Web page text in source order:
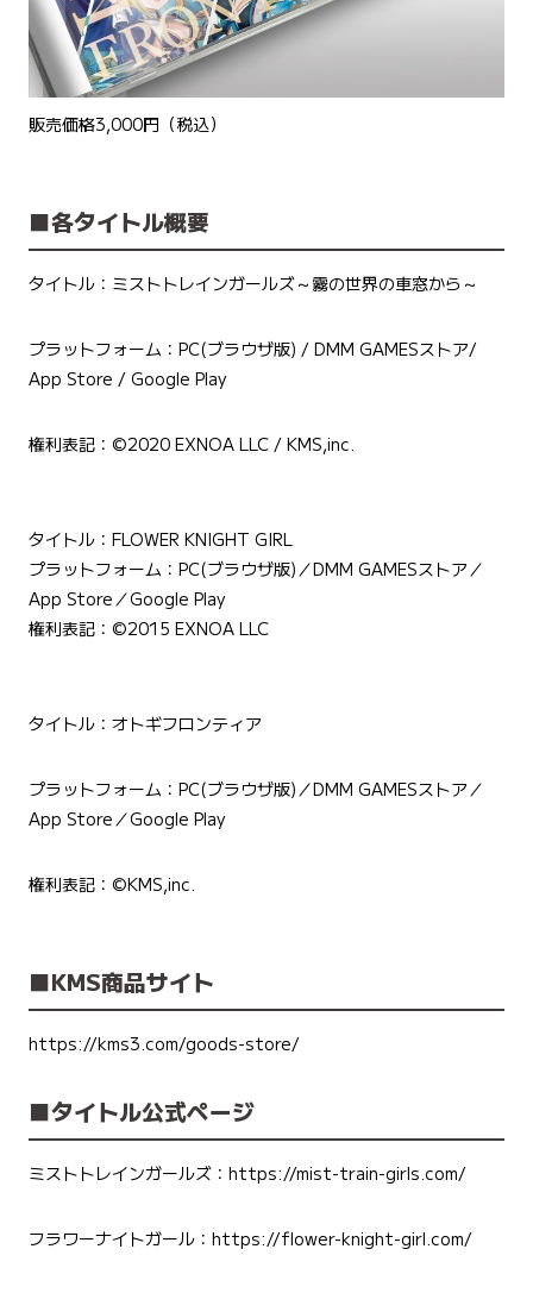
販売価格3,000円（税込）
■各タイトル概要
タイトル：ミストトレインガールズ～霧の世界の車窓から～
プラットフォーム：PC(ブラウザ版) / DMM GAMESストア/
App Store / Google Play
権利表記：©️2020 EXNOA LLC / KMS,inc.
タイトル：FLOWER KNIGHT GIRL
プラットフォーム：PC(ブラウザ版)／DMM GAMESストア／
App Store／Google Play
権利表記：©︎2015 EXNOA LLC
タイトル：オトギフロンティア
プラットフォーム：PC(ブラウザ版)／DMM GAMESストア／
App Store／Google Play
権利表記：©KMS,inc.
■KMS商品サイト
https://kms3.com/goods-store/
■タイトル公式ページ
ミストトレインガールズ： https://mist-train-girls.com/
フラワーナイトガール： https://flower-knight-girl.com/